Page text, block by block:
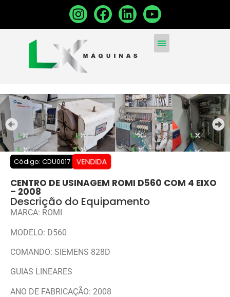
Código: CDU0017 VENDIDA
CENTRO DE USINAGEM ROMI D560 COM 4 EIXO
– 2008
Descrição do Equipamento
MARCA: ROMI
MODELO: D560
COMANDO: SIEMENS 828D
GUIAS LINEARES
ANO DE FABRICAÇÃO: 2008